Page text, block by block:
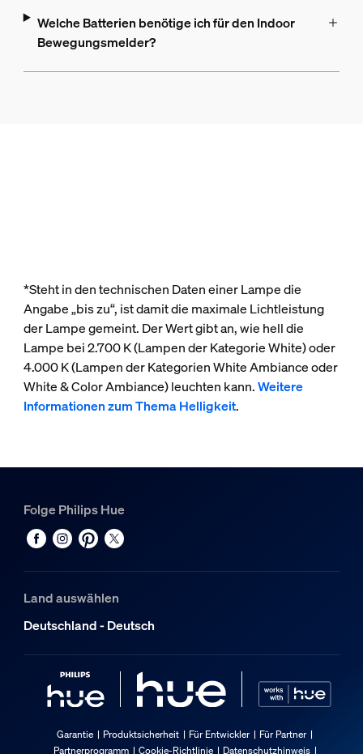
Welche Batterien benötige ich für den Indoor
Bewegungsmelder?
*Steht in den technischen Daten einer Lampe die
Angabe „bis zu“, ist damit die maximale Lichtleistung
der Lampe gemeint. Der Wert gibt an, wie hell die
Lampe bei 2.700 K (Lampen der Kategorie White) oder
4.000 K (Lampen der Kategorien White Ambiance oder
White & Color Ambiance) leuchten kann.Weitere
Informationen zum Thema Helligkeit.
Folge Philips Hue
Land auswählen
Deutschland - Deutsch
Garantie Produktsicherheit Für Entwickler
Für Partner
Partnerprogramm
Cookie-Richtlinie Datenschutzhinweis